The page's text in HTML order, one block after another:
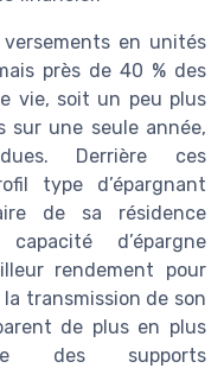
en unités
près de 40 % des
vie, soit un peu plus
sur une seule année,
Derrière ces
type d’épargnant
de sa résidence
d’épargne
rendement pour
transmission de son
de plus en plus
des supports